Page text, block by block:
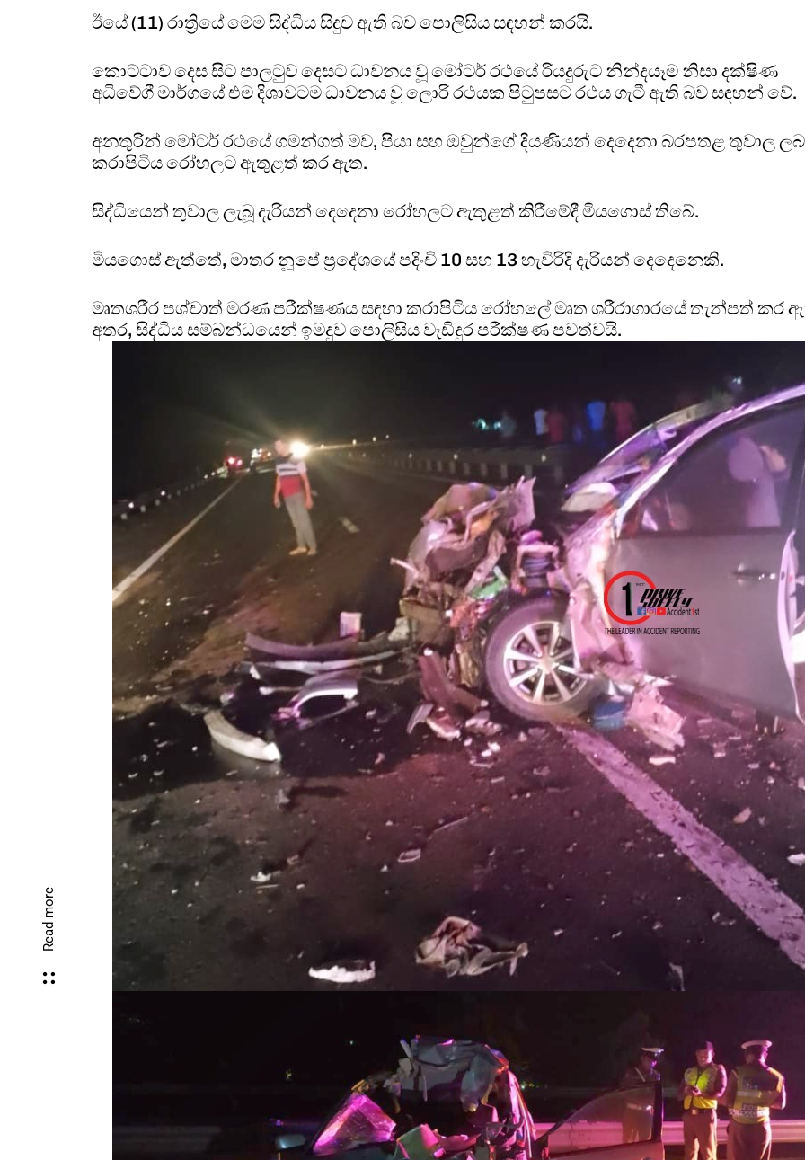
Read more
ඊයේ (11) රාත්‍රියේ මෙම සිද්ධිය සිදුව ඇති බව පොලිසිය සඳහන් කරයි.
කොට්ටාව දෙස සිට පාලටුව දෙසට ධාවනය වූ මෝටර් රථයේ රියදුරුට නින්දයෑම නිසා දක්ෂිණ
අධිවේගී මාර්ගයේ එම දිශාවටම ධාවනය වූ ලොරි රථයක පිටුපසට රථය ගැටී ඇති බව සඳහන් වේ.
අනතුරින් මෝටර් රථයේ ගමන්ගත් මව, පියා සහ ඔවුන්ගේ දියණියන් දෙදෙනා බරපතළ තුවාල
කරාපිටිය රෝහලට ඇතුළත් කර ඇත.
සිද්ධියෙන් තුවාල ලැබූ දැරියන් දෙදෙනා රෝහලට ඇතුළත් කිරීමේදී මියගොස් තිබේ.
මියගොස් ඇත්තේ, මාතර නූපේ ප්‍රදේශයේ පදිංචි 10 සහ 13 හැවිරිදි දැරියන් දෙදෙනෙකි.
මෘතශරීර පශ්චාත් මරණ පරීක්ෂණය සඳහා කරාපිටිය රෝහලේ මෘත ශරීරාගාරයේ තැන්පත් කර
අතර, සිද්ධිය සම්බන්ධයෙන් ඉමදුව පොලිසිය වැඩිදුර පරීක්ෂණ පවත්වයි.